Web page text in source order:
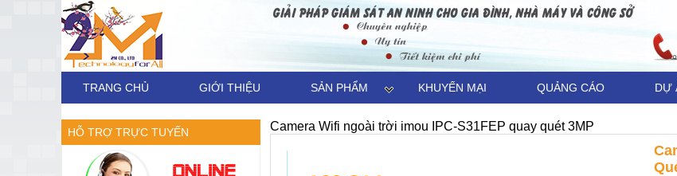
TRANG CHỦ GIỚI THIỆU SẢN PHẨM KHUYẾN MẠI QUẢNG CÁO DỰ
HỖ TRỢ TRỰC TUYẾN Camera Wifi ngoài trời imou IPC-S31FEP quay quét 3MP